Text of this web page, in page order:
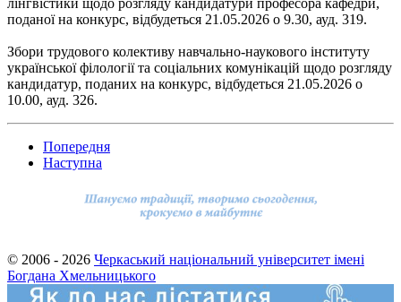
поданої на конкурс, відбудеться 21.05.2026 о 9.30, ауд. 319.
Збори трудового колективу навчально-наукового інституту
української філології та соціальних комунікацій щодо розгляду
кандидатур, поданих на конкурс, відбудеться 21.05.2026 о
10.00, ауд. 326.
Попередня
Наступна
© 2006 - 2026 Черкаський національний університет імені
Богдана Хмельницького